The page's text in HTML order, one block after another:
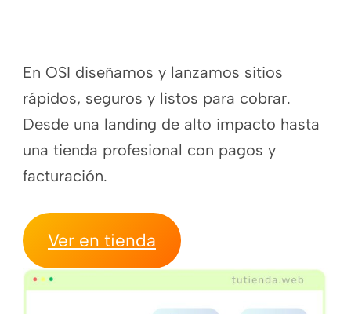
En OSI diseñamos y lanzamos sitios
rápidos, seguros y listos para cobrar.
Desde una landing de alto impacto hasta
una tienda profesional con pagos y
facturación.
Ver en tienda